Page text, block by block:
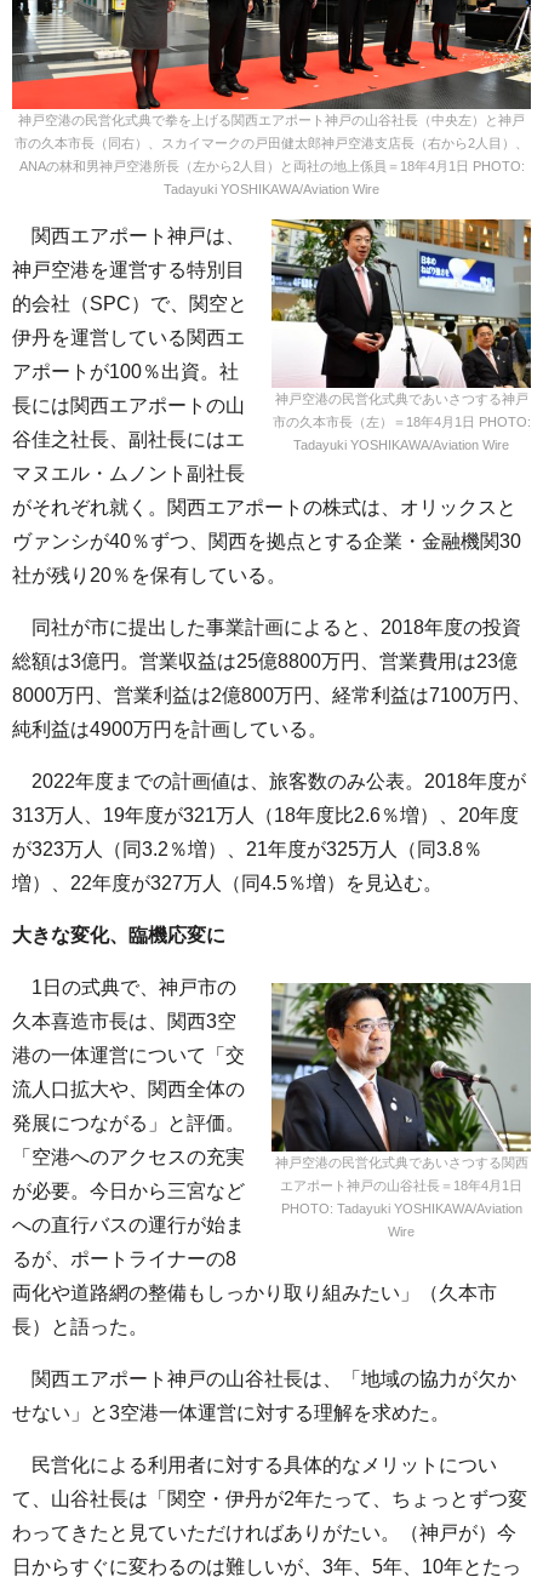
神戸空港の民営化式典で拳を上げる関西エアポート神戸の山谷社長（中央左）と神戸
市の久本市長（同右）、スカイマークの戸田健太郎神戸空港支店長（右から2人目）、
ANAの林和男神戸空港所長（左から2人目）と両社の地上係員＝18年4月1日 PHOTO:
Tadayuki YOSHIKAWA/Aviation Wire
神戸空港の民営化式典であいさつする神戸
市の久本市長（左）＝18年4月1日 PHOTO:
Tadayuki YOSHIKAWA/Aviation Wire
関西エアポート神戸は、
神戸空港を運営する特別目
的会社（SPC）で、関空と
伊丹を運営している関西エ
アポートが100％出資。社
長には関西エアポートの山
谷佳之社長、副社長にはエ
マヌエル・ムノント副社長
がそれぞれ就く。関西エアポートの株式は、オリックスと
ヴァンシが40％ずつ、関西を拠点とする企業・金融機関30
社が残り20％を保有している。
同社が市に提出した事業計画によると、2018年度の投資
総額は3億円。営業収益は25億8800万円、営業費用は23億
8000万円、営業利益は2億800万円、経常利益は7100万円、
純利益は4900万円を計画している。
2022年度までの計画値は、旅客数のみ公表。2018年度が
313万人、19年度が321万人（18年度比2.6％増）、20年度
が323万人（同3.2％増）、21年度が325万人（同3.8％
増）、22年度が327万人（同4.5％増）を見込む。
大きな変化、臨機応変に
神戸空港の民営化式典であいさつする関西
エアポート神戸の山谷社長＝18年4月1日
PHOTO: Tadayuki YOSHIKAWA/Aviation
Wire
1日の式典で、神戸市の
久本喜造市長は、関西3空
港の一体運営について「交
流人口拡大や、関西全体の
発展につながる」と評価。
「空港へのアクセスの充実
が必要。今日から三宮など
への直行バスの運行が始ま
るが、ポートライナーの8
両化や道路網の整備もしっかり取り組みたい」（久本市
長）と語った。
関西エアポート神戸の山谷社長は、「地域の協力が欠か
せない」と3空港一体運営に対する理解を求めた。
民営化による利用者に対する具体的なメリットについ
て、山谷社長は「関空・伊丹が2年たって、ちょっとずつ変
わってきたと見ていただければありがたい。（神戸が）今
日からすぐに変わるのは難しいが、3年、5年、10年とたっ